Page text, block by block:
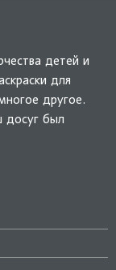
детей и
для
другое.
досуг был